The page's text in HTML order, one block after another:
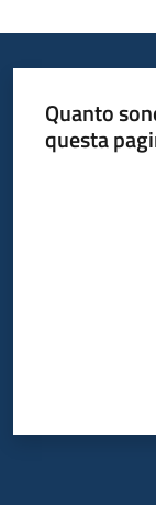
Quanto
questa